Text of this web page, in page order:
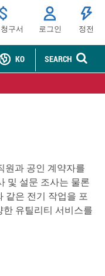
구서 로그인 정전
SEARCH
KO
원과 공인 계약자를
및 설문 조사는 물론
같은 전기 작업을 포
유틸리티 서비스를